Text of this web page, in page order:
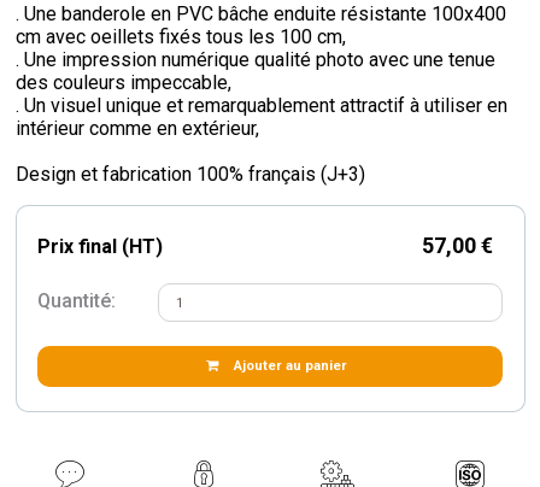
. Une banderole en PVC bâche enduite résistante 100x400
cm avec oeillets fixés tous les 100 cm,
. Une impression numérique qualité photo avec une tenue
des couleurs impeccable,
. Un visuel unique et remarquablement attractif à utiliser en
intérieur comme en extérieur,
Design et fabrication 100% français (J+3)
Prix final (HT) 57,00 €
Quantité:
Ajouter au panier